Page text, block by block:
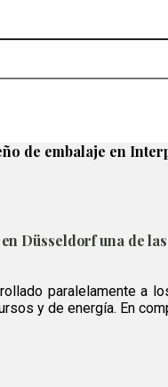
de embalaje en
Düsseldorf una de
paralelamente a
y de energía. En